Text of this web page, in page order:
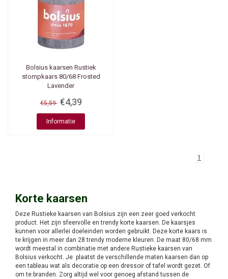
Bolsius kaarsen Rustiek
stompkaars 80/68 Frosted
Lavender
€5,59 €4,39
Informatie
1
Korte kaarsen
Deze Rustieke kaarsen van Bolsius zijn een zeer goed verkocht
product. Het zijn sfeervolle en trendy korte kaarsen. De kaarsjes
kunnen voor allerlei doeleinden worden gebruikt. Deze korte kaars is
te krijgen in meer dan 28 trendy moderne kleuren. De maat 80/68 mm
wordt meestal in combinatie met andere Rustieke kaarsen van
Bolsius verkocht. Je plaatst de verschillende maten kaarsen dan op
een tableau wat als decoratie op een dressoir of tafel wordt gezet. Of
om te branden. Zorg altijd wel voor genoeg afstand tussen de